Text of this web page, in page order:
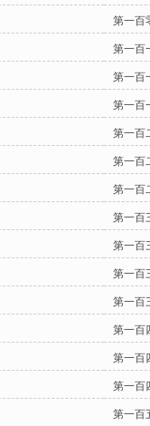
第一百
第一百
第一百
第一百
第一百
第一百
第一百
第一百
第一百
第一百
第一百
第一百
第一百
第一百
第一百